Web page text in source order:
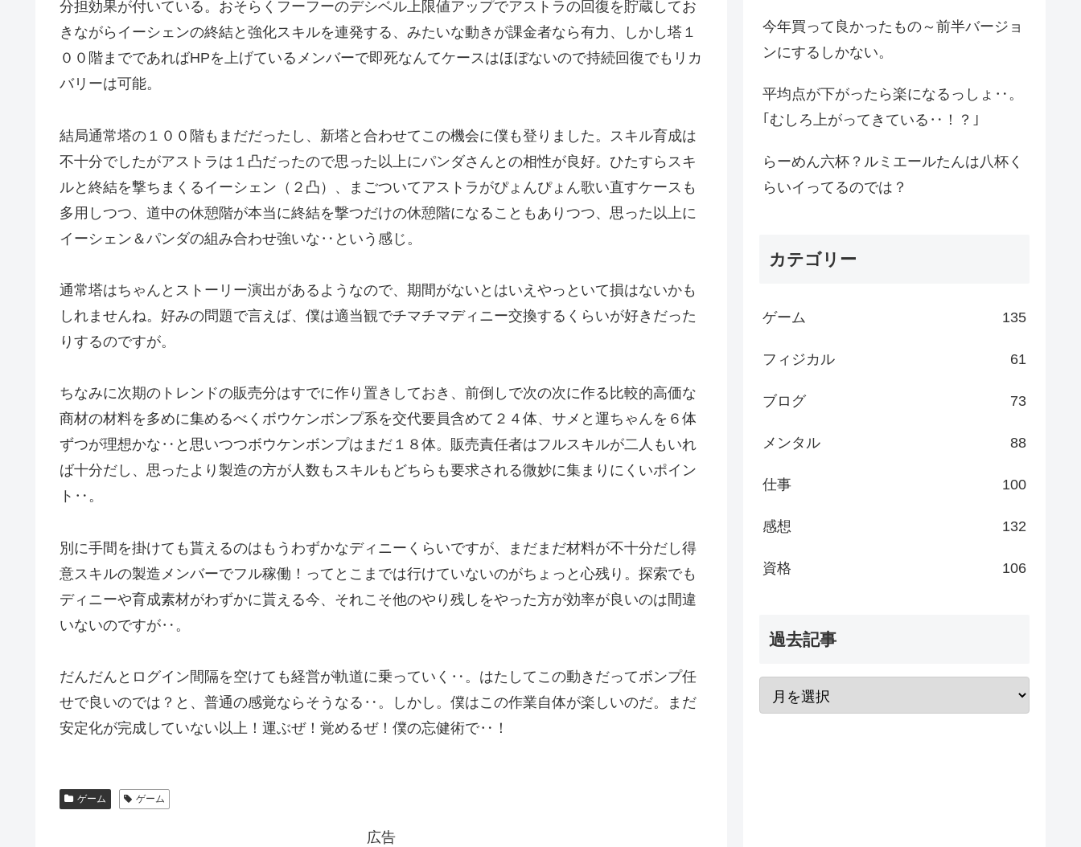
分担効果が付いている。おそらくフーフーのデシベル上限値アップでアストラの回復を貯蔵してお
きながらイーシェンの終結と強化スキルを連発する、みたいな動きが課金者なら有力、しかし塔１
００階までであればHPを上げているメンバーで即死なんてケースはほぼないので持続回復でもリカ
バリーは可能。
結局通常塔の１００階もまだだったし、新塔と合わせてこの機会に僕も登りました。スキル育成は
不十分でしたがアストラは１凸だったので思った以上にパンダさんとの相性が良好。ひたすらスキ
ルと終結を撃ちまくるイーシェン（２凸）、まごついてアストラがぴょんぴょん歌い直すケースも
多用しつつ、道中の休憩階が本当に終結を撃つだけの休憩階になることもありつつ、思った以上に
イーシェン＆パンダの組み合わせ強いな‥という感じ。
通常塔はちゃんとストーリー演出があるようなので、期間がないとはいえやっといて損はないかも
しれませんね。好みの問題で言えば、僕は適当観でチマチマディニー交換するくらいが好きだった
りするのですが。
ちなみに次期のトレンドの販売分はすでに作り置きしておき、前倒しで次の次に作る比較的高価な
商材の材料を多めに集めるべくボウケンボンプ系を交代要員含めて２４体、サメと運ちゃんを６体
ずつが理想かな‥と思いつつボウケンボンプはまだ１８体。販売責任者はフルスキルが二人もいれ
ば十分だし、思ったより製造の方が人数もスキルもどちらも要求される微妙に集まりにくいポイン
ト‥。
別に手間を掛けても貰えるのはもうわずかなディニーくらいですが、まだまだ材料が不十分だし得
意スキルの製造メンバーでフル稼働！ってとこまでは行けていないのがちょっと心残り。探索でも
ディニーや育成素材がわずかに貰える今、それこそ他のやり残しをやった方が効率が良いのは間違
いないのですが‥。
だんだんとログイン間隔を空けても経営が軌道に乗っていく‥。はたしてこの動きだってボンプ任
せで良いのでは？と、普通の感覚ならそうなる‥。しかし。僕はこの作業自体が楽しいのだ。まだ
安定化が完成していない以上！運ぶぜ！覚めるぜ！僕の忘健術で‥！
ゲーム ゲーム
広告
今年買って良かったもの～前半バージョ
ンにするしかない。
平均点が下がったら楽になるっしょ‥。
｢むしろ上がってきている‥！？｣
らーめん六杯？ルミエールたんは八杯く
らいイってるのでは？
カテゴリー
ゲーム 135
フィジカル 61
ブログ 73
メンタル 88
仕事 100
感想 132
資格 106
過去記事